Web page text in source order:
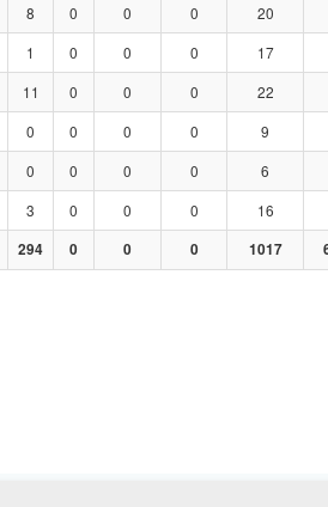
8 0 0 0 20
1 0 0 0 17
11 0 0 0 22
0 0 0 0 9
0 0 0 0 6
3 0 0 0 16
294 0 0 0 1017